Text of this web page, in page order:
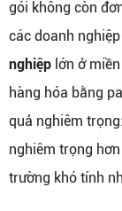
gói không còn
các doanh
nghiệp lớn ở
hàng hóa bằng
quả nghiêm
nghiêm trọng
trường khó tính